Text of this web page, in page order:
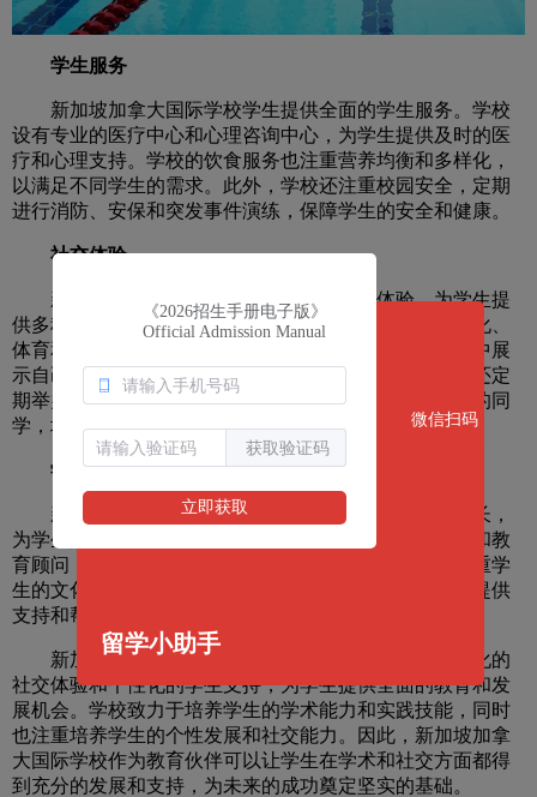
学生服务
新加坡加拿大国际学校学生提供全面的学生服务。学校
设有专业的医疗中心和心理咨询中心，为学生提供及时的医
疗和心理支持。学校的饮食服务也注重营养均衡和多样化，
以满足不同学生的需求。此外，学校还注重校园安全，定期
进行消防、安保和突发事件演练，保障学生的安全和健康。
社交体验
新加坡加拿大国际学校注重学生的社交体验，为学生提
供多种社交活动和社团组织。学校的社团包括学术、文化、
体育和艺术等多个方面，让学生可以在自己擅长的领域中展
示自己的才能，认识更多志同道合的朋友。此外，学校还定
期举办社交活动，让学生可以在愉快的氛围中认识更多的同
学，增进友谊。
学生支持
新加坡加拿大国际学校重学生的个体差异和个性成长，
为学生提供个性化的学生支持。学校设有专业的辅导员和教
育顾问，帮助学生解决学习和生活中的问题。学校还注重学
生的文化多样性和跨文化交流，为不同文化背景的学生提供
支持和帮助，让他们能够更好地适应学习和生活环境。
新加坡加拿大国际学校通过全面的学生服务、多样化的
社交体验和个性化的学生支持，为学生提供全面的教育和发
展机会。学校致力于培养学生的学术能力和实践技能，同时
也注重培养学生的个性发展和社交能力。因此，新加坡加拿
大国际学校作为教育伙伴可以让学生在学术和社交方面都得
到充分的发展和支持，为未来的成功奠定坚实的基础。
《2026招生手册电子版》
Official Admission Manual
获取验证码
立即获取
留学小助手
微信扫码